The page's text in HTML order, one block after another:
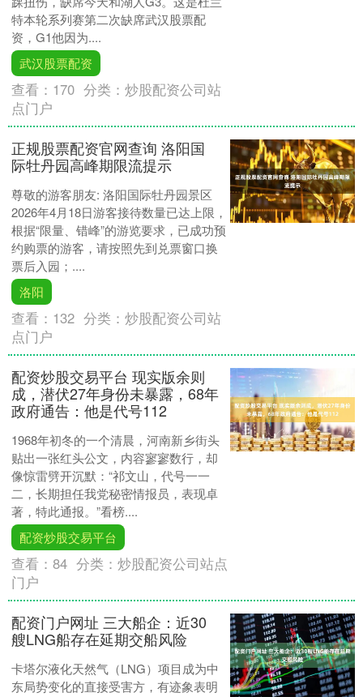
特本轮系列赛第二次缺席武汉股票配
资，G1他因为....
武汉股票配资
查看： 170 分类：炒股配资公司站
点门户
正规股票配资官网查询 洛阳国
际牡丹园高峰期限流提示
尊敬的游客朋友: 洛阳国际牡丹园景区
2026年4月18日游客接待数量已达上限，
根据“限量、错峰”的游览要求，已成功预
约购票的游客，请按照先到兑票窗口换
票后入园；....
洛阳
查看： 132 分类：炒股配资公司站
点门户
配资炒股交易平台 现实版余则
成，潜伏27年身份未暴露，68年
政府通告：他是代号112
1968年初冬的一个清晨，河南新乡街头
贴出一张红头公文，内容寥寥数行，却
像惊雷劈开沉默：“祁文山，代号一一
二，长期担任我党秘密情报员，表现卓
著，特此通报。”看榜....
配资炒股交易平台
查看：84 分类：炒股配资公司站点
门户
配资门户网址 三大船企：近30
艘LNG船存在延期交船风险
卡塔尔液化天然气（LNG）项目成为中
东局势变化的直接受害方，有迹象表明